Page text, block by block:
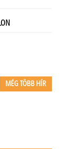
MÉG TÖBB HÍR